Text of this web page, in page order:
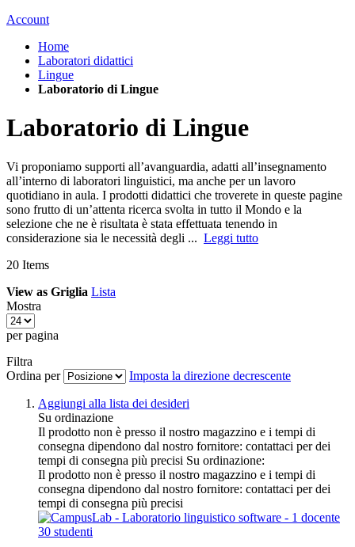
Account
Home
Laboratori didattici
Lingue
Laboratorio di Lingue
Laboratorio di Lingue
Vi proponiamo supporti all’avanguardia, adatti all’insegnamento
all’interno di laboratori linguistici, ma anche per un lavoro
quotidiano in aula. I prodotti didattici che troverete in queste pagine
sono frutto di un’attenta ricerca svolta in tutto il Mondo e la
selezione che ne è risultata è stata effettuata tenendo in
considerazione sia le necessità degli ... Leggi tutto
20 Items
View as Griglia Lista
Mostra
per pagina
Filtra
Ordina per
Imposta la direzione decrescente
Aggiungi alla lista dei desideri
Su ordinazione
Il prodotto non è presso il nostro magazzino e i tempi di
consegna dipendono dal nostro fornitore: contattaci per dei
tempi di consegna più precisi Su ordinazione:
Il prodotto non è presso il nostro magazzino e i tempi di
consegna dipendono dal nostro fornitore: contattaci per dei
tempi di consegna più precisi